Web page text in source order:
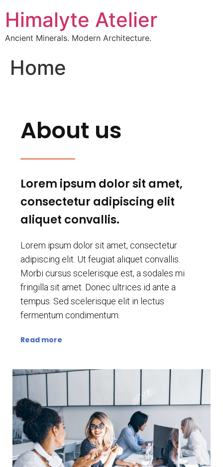
Himalyte Atelier
Ancient Minerals. Modern Architecture.
Home
About us
Lorem ipsum dolor sit amet,
consectetur adipiscing elit
aliquet convallis.
Lorem ipsum dolor sit amet, consectetur
adipiscing elit. Ut feugiat aliquet convallis.
Morbi cursus scelerisque est, a sodales mi
fringilla sit amet. Donec ultrices id ante a
tempus. Sed scelerisque elit in lectus
fermentum condimentum.
Read more